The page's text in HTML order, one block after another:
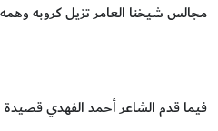
مجالس شيخنا العامر تزيل كروبه وهمه
فيما قدم الشاعر أحمد الفهدي قصيدة